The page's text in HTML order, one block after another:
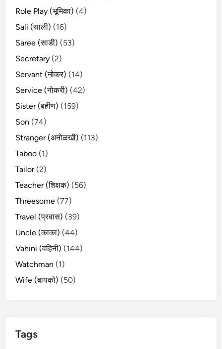
Role Play (भूमिका) (4)
Sali (साली) (16)
Saree (साडी) (53)
Secretary (2)
Servant (नोकर) (14)
Service (नोकरी) (42)
Sister (बहीण) (159)
Son (74)
Stranger (अनोळखी) (113)
Taboo (1)
Tailor(2)
Teacher (शिक्षक) (56)
Threesome (77)
Travel (प्रवास) (39)
Uncle (काका) (44)
Vahini (वहिनी) (144)
Watchman (1)
Wife (बायको) (50)
Tags